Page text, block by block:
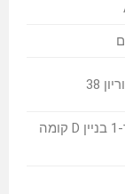
סחרוב-19 קניון ערי החוף (שער-1 בניין D קומה